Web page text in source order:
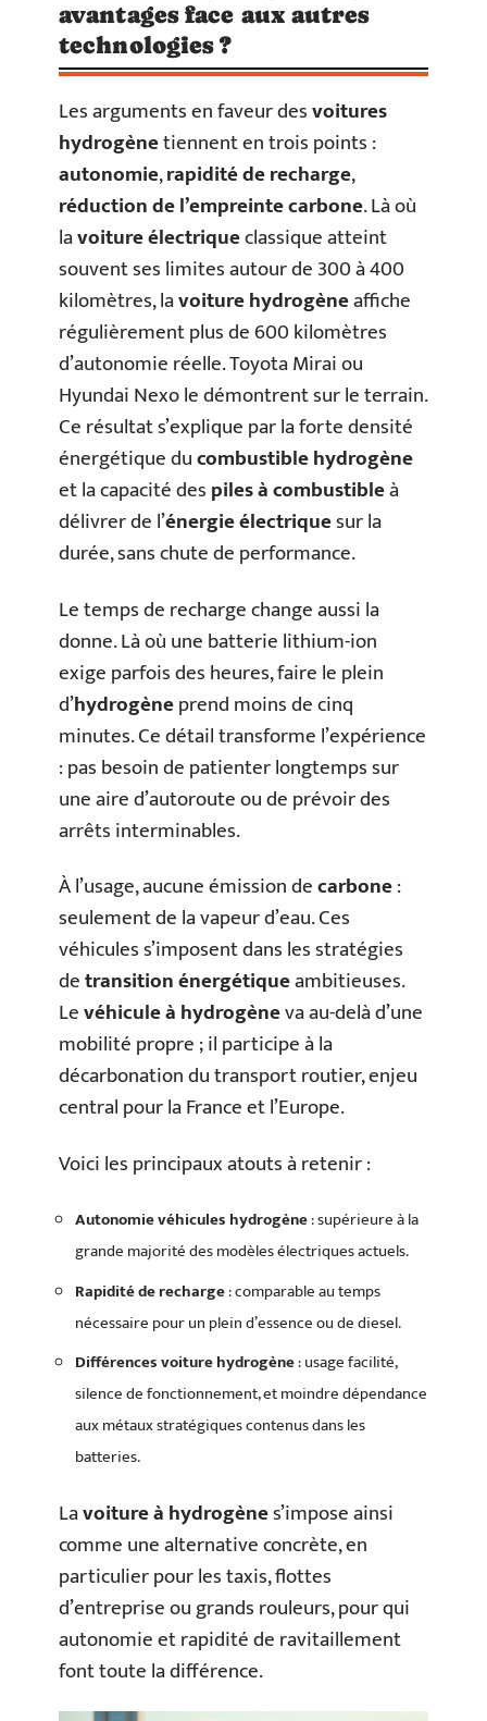
avantages face aux autres
technologies ?
Les arguments en faveur desvoitures
hydrogènetiennent en trois points :
autonomie,rapidité de recharge,
réduction de l’empreinte carbone. Là où
lavoiture électriqueclassique atteint
souvent ses limites autour de 300 à 400
kilomètres, lavoiture hydrogèneaffiche
régulièrement plus de 600 kilomètres
d’autonomie réelle. Toyota Mirai ou
Hyundai Nexo le démontrent sur le terrain.
Ce résultat s’explique par la forte densité
énergétique ducombustible hydrogène
et la capacité despiles à combustibleà
délivrer de l’énergie électriquesur la
durée, sans chute de performance.
Le temps de recharge change aussi la
donne. Là où une batterie lithium-ion
exige parfois des heures, faire le plein
d’hydrogèneprend moins de cinq
minutes. Ce détail transforme l’expérience
: pas besoin de patienter longtemps sur
une aire d’autoroute ou de prévoir des
arrêts interminables.
À l’usage, aucune émission decarbone:
seulement de la vapeur d’eau. Ces
véhicules s’imposent dans les stratégies
detransition énergétiqueambitieuses.
Levéhicule à hydrogèneva au-delà d’une
mobilité propre ; il participe à la
décarbonation du transport routier, enjeu
central pour la France et l’Europe.
Voici les principaux atouts à retenir :
Autonomie véhicules hydrogène: supérieure à la
grande majorité des modèles électriques actuels.
Rapidité de recharge: comparable au temps
nécessaire pour un plein d’essence ou de diesel.
Différences voiture hydrogène: usage facilité,
silence de fonctionnement, et moindre dépendance
aux métaux stratégiques contenus dans les
batteries.
Lavoiture à hydrogènes’impose ainsi
comme une alternative concrète, en
particulier pour les taxis, flottes
d’entreprise ou grands rouleurs, pour qui
autonomie et rapidité de ravitaillement
font toute la différence.